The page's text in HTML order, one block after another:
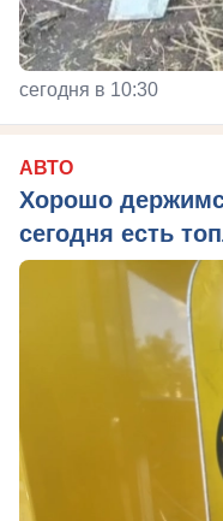
сегодня в 10:30
АВТО
Хорошо
сегодня есть